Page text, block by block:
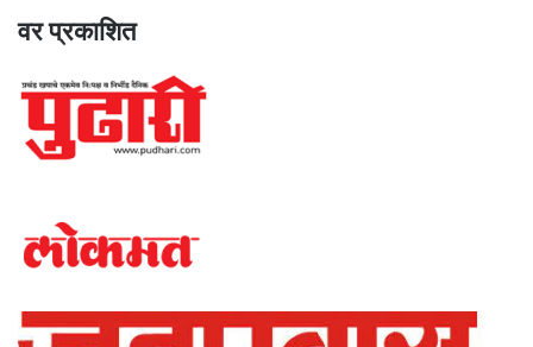
वर प्रकाशित